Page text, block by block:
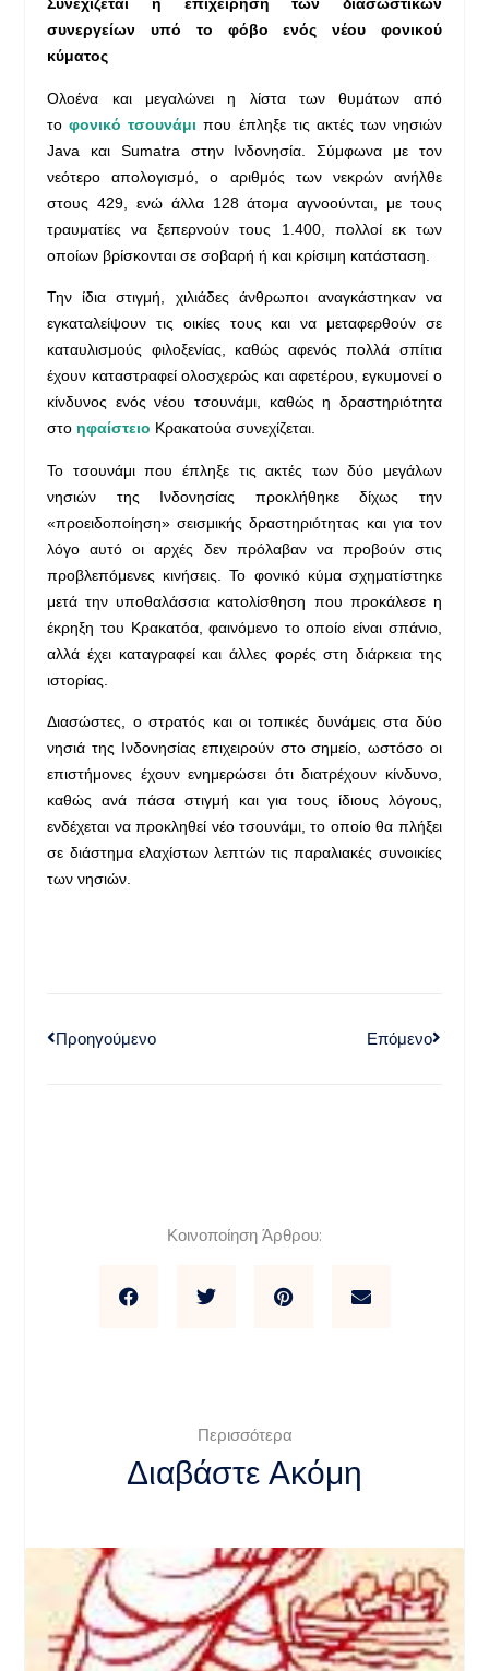
Συνεχίζεται η επιχείρηση των διασωστικών
συνεργείων υπό το φόβο ενός νέου φονικού
κύματος
Ολοένα και μεγαλώνει η λίστα των θυμάτων από
τοφονικό τσουνάμιπου έπληξε τις ακτές των νησιών
Java και Sumatra στην Ινδονησία. Σύμφωνα με τον
νεότερο απολογισμό, ο αριθμός των νεκρών ανήλθε
στους 429, ενώ άλλα 128 άτομα αγνοούνται, με τους
τραυματίες να ξεπερνούν τους 1.400, πολλοί εκ των
οποίων βρίσκονται σε σοβαρή ή και κρίσιμη κατάσταση.
Την ίδια στιγμή, χιλιάδες άνθρωποι αναγκάστηκαν να
εγκαταλείψουν τις οικίες τους και να μεταφερθούν σε
καταυλισμούς φιλοξενίας, καθώς αφενός πολλά σπίτια
έχουν καταστραφεί ολοσχερώς και αφετέρου, εγκυμονεί ο
κίνδυνος ενός νέου τσουνάμι, καθώς η δραστηριότητα
στοηφαίστειο Κρακατούα συνεχίζεται.
Το τσουνάμι που έπληξε τις ακτές των δύο μεγάλων
νησιών της Ινδονησίας προκλήθηκε δίχως την
«προειδοποίηση» σεισμικής δραστηριότητας και για τον
λόγο αυτό οι αρχές δεν πρόλαβαν να προβούν στις
προβλεπόμενες κινήσεις. Το φονικό κύμα σχηματίστηκε
μετά την υποθαλάσσια κατολίσθηση που προκάλεσε η
έκρηξη του Κρακατόα, φαινόμενο το οποίο είναι σπάνιο,
αλλά έχει καταγραφεί και άλλες φορές στη διάρκεια της
ιστορίας.
Διασώστες, ο στρατός και οι τοπικές δυνάμεις στα δύο
νησιά της Ινδονησίας επιχειρούν στο σημείο, ωστόσο οι
επιστήμονες έχουν ενημερώσει ότι διατρέχουν κίνδυνο,
καθώς ανά πάσα στιγμή και για τους ίδιους λόγους,
ενδέχεται να προκληθεί νέο τσουνάμι, το οποίο θα πλήξει
σε διάστημα ελαχίστων λεπτών τις παραλιακές συνοικίες
των νησιών.
Προηγούμενο Επόμενο
Κοινοποίηση Άρθρου:
Περισσότερα
Διαβάστε Ακόμη